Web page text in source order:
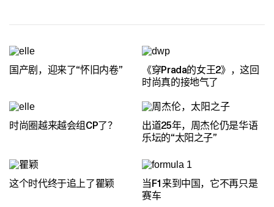
国产剧，迎来了“怀旧内卷”
《穿Prada的女王2》，这回
时尚真的接地气了
时尚圈越来越会组CP了？
出道25年，周杰伦仍是华语
乐坛的“太阳之子”
这个时代终于追上了瞿颖
当F1来到中国，它不再只是
赛车